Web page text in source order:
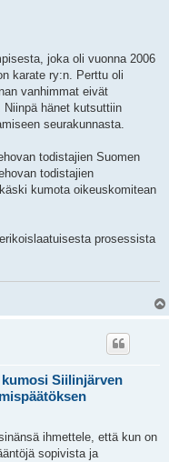
joka oli vuonna 2006
karate ry:n. Perttu oli
vanhimmat eivät
Niinpä hänet kutsuttiin
seurakunnasta.
todistajien Suomen
todistajien
kumota oikeuskomitean
prosessista
Siilinjärven
ihmettele, että kun on
sopivista ja